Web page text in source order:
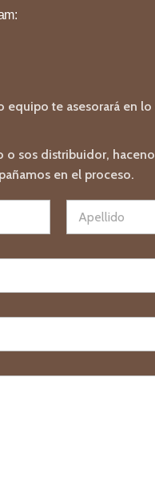
equipo te asesorará en
o sos distribuidor,
en el proceso.